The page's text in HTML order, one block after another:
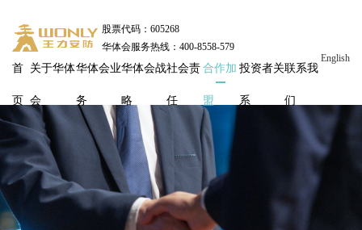
股票代码：605268
华体会服务热线：400-8558-579
首
页
关于华体
会
华体会业
务
华体会战
略
社会责
任
合作加
盟
投资者关
系
联系我
们
English